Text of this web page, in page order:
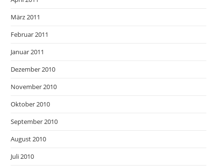
März 2011
Februar 2011
Januar 2011
Dezember 2010
November 2010
Oktober 2010
September 2010
August 2010
Juli 2010